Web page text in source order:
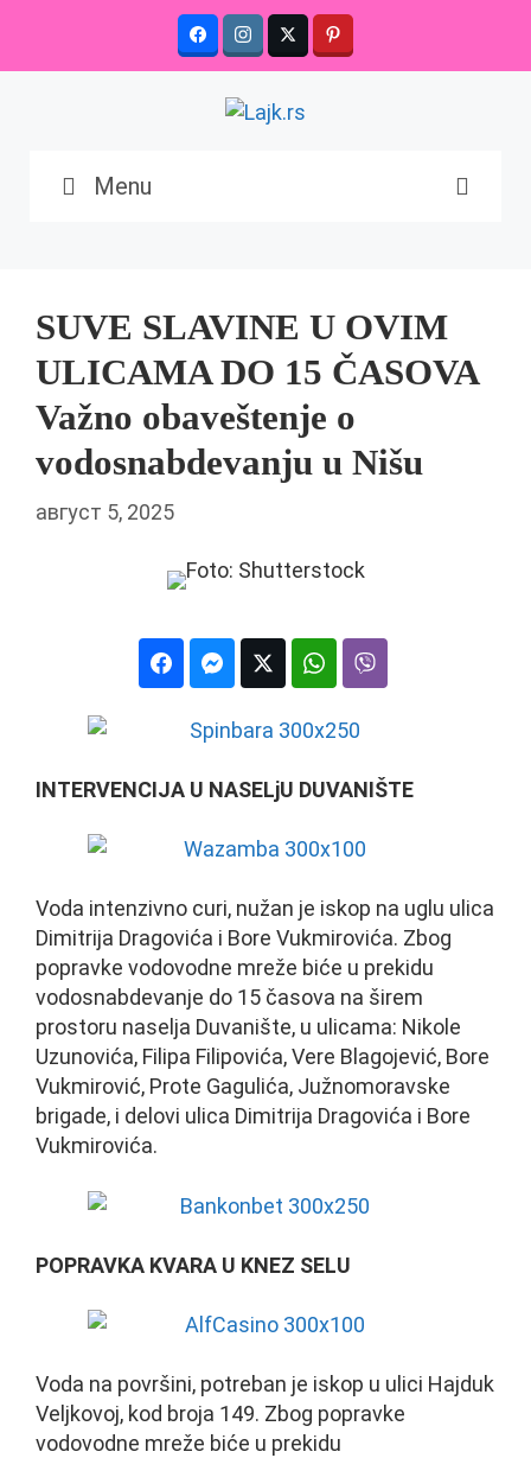
content
Menu
SUVE SLAVINE U OVIM
ULICAMA DO 15 ČASOVA
Važno obaveštenje o
vodosnabdevanju u Nišu
август 5, 2025
INTERVENCIJA U NASELjU DUVANIŠTE
Voda intenzivno curi, nužan je iskop na uglu ulica
Dimitrija Dragovića i Bore Vukmirovića. Zbog
popravke vodovodne mreže biće u prekidu
vodosnabdevanje do 15 časova na širem
prostoru naselja Duvanište, u ulicama: Nikole
Uzunovića, Filipa Filipovića, Vere Blagojević, Bore
Vukmirović, Prote Gagulića, Južnomoravske
brigade, i delovi ulica Dimitrija Dragovića i Bore
Vukmirovića.
POPRAVKA KVARA U KNEZ SELU
Voda na površini, potreban je iskop u ulici Hajduk
Veljkovoj, kod broja 149. Zbog popravke
vodovodne mreže biće u prekidu